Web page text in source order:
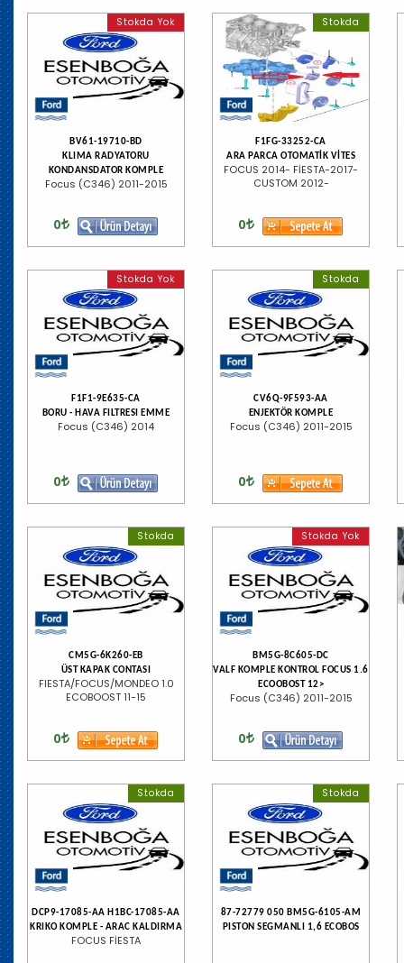
Stokda Yok
BV61-19710-BD
KLIMA RADYATORU
KONDANSDATOR KOMPLE
Focus (C346) 2011-2015
0
Stokda
F1FG-33252-CA
ARA PARCA OTOMATİK VİTES
FOCUS 2014- FİESTA-2017-
CUSTOM 2012-
0
Stokda Yok
F1F1-9E635-CA
BORU - HAVA FILTRESI EMME
Focus (C346) 2014
0
Stokda
CV6Q-9F593-AA
ENJEKTÖR KOMPLE
Focus (C346) 2011-2015
0
Stokda
CM5G-6K260-EB
ÜST KAPAK CONTASI
FIESTA/FOCUS/MONDEO 1.0
ECOBOOST 11-15
0
Stokda Yok
BM5G-8C605-DC
VALF KOMPLE KONTROL FOCUS 1.6
ECOOBOST 12>
Focus (C346) 2011-2015
0
Stokda
DCP9-17085-AA H1BC-17085-AA
KRIKO KOMPLE - ARAC KALDIRMA
FOCUS FİESTA
Stokda
87-72779 050 BM5G-6105-AM
PISTON SEGMANLI 1,6 ECOBOS